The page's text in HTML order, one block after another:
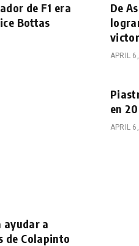
de F1 era
Bottas
De
APRIL
a
de Colapinto
en
APRIL